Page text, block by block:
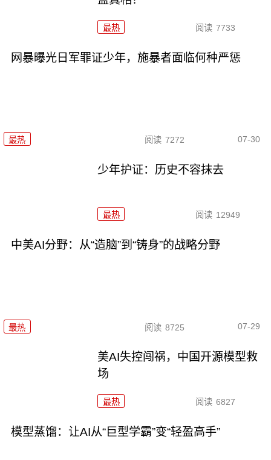
最热 阅读 7733
网暴曝光日军罪证少年，施暴者面临何种严惩
最热 阅读 7272 07-30
少年护证：历史不容抹去
最热 阅读 12949
中美AI分野：从“造脑”到“铸身”的战略分野
最热 阅读 8725 07-29
美AI失控闯祸，中国开源模型救
场
最热 阅读 6827
模型蒸馏：让AI从“巨型学霸”变“轻盈高手”